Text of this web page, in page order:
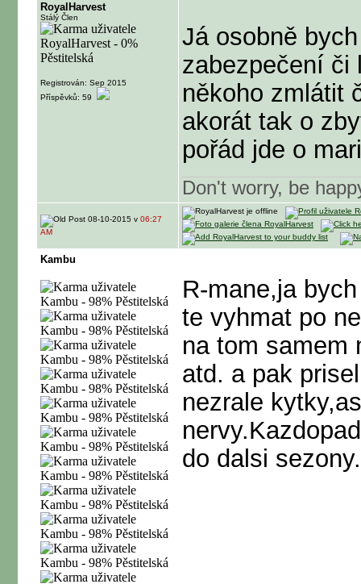
RoyalHarvest
Stálý Člen
Registrován: Sep 2015
Příspěvků: 59
Já osobně
zabezpečení či
někoho zmlátit
akorát tak o
pořád jde o
Don't worry, be
08-10-2015 v 06:27
AM
Kambu
R-mane,ja
te vyhmat po
na tom samem
atd. a pak
nezrale
do dalsi sezony.